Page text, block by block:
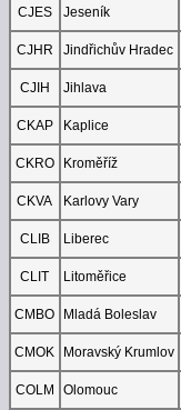
CJES
Jeseník
CJHR
Jindřichův Hradec
CJIH
Jihlava
CKAP
Kaplice
CKRO
Kroměříž
CKVA
Karlovy Vary
CLIB
Liberec
CLIT
Litoměřice
CMBO
Mladá Boleslav
CMOK
Moravský Krumlov
COLM
Olomouc